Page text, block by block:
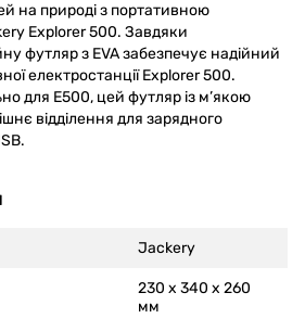
на природі з портативною
Explorer 500. Завдяки
футляр з EVA забезпечує надійний
електростанції Explorer 500.
для E500, цей футляр із м’якою
відділення для зарядного
Jackery
230 x 340 x 260
мм